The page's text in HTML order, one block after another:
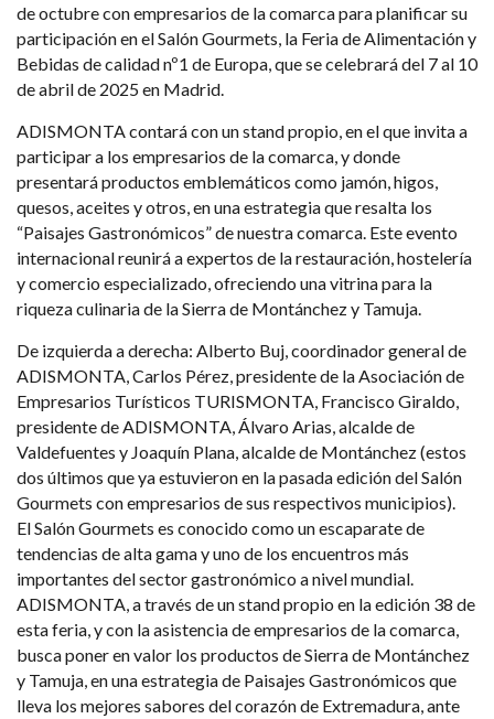
de octubre con empresarios de la comarca para planificar su
participación en el Salón Gourmets, la Feria de Alimentación y
Bebidas de calidad nº1 de Europa, que se celebrará del 7 al 10
de abril de 2025 en Madrid.
ADISMONTA contará con un stand propio, en el que invita a
participar a los empresarios de la comarca, y donde
presentará productos emblemáticos como jamón, higos,
quesos, aceites y otros, en una estrategia que resalta los
“Paisajes Gastronómicos” de nuestra comarca. Este evento
internacional reunirá a expertos de la restauración, hostelería
y comercio especializado, ofreciendo una vitrina para la
riqueza culinaria de la Sierra de Montánchez y Tamuja.
De izquierda a derecha: Alberto Buj, coordinador general de
ADISMONTA, Carlos Pérez, presidente de la Asociación de
Empresarios Turísticos TURISMONTA, Francisco Giraldo,
presidente de ADISMONTA, Álvaro Arias, alcalde de
Valdefuentes y Joaquín Plana, alcalde de Montánchez (estos
dos últimos que ya estuvieron en la pasada edición del Salón
Gourmets con empresarios de sus respectivos municipios).
El Salón Gourmets es conocido como un escaparate de
tendencias de alta gama y uno de los encuentros más
importantes del sector gastronómico a nivel mundial.
ADISMONTA, a través de un stand propio en la edición 38 de
esta feria, y con la asistencia de empresarios de la comarca,
busca poner en valor los productos de Sierra de Montánchez
y Tamuja, en una estrategia de Paisajes Gastronómicos que
lleva los mejores sabores del corazón de Extremadura, ante